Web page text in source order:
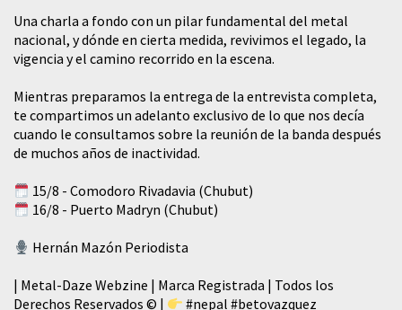
​Una charla a fondo con un pilar fundamental del metal
nacional, y dónde en cierta medida, revivimos el legado, la
vigencia y el camino recorrido en la escena.
Mientras preparamos la entrega de la entrevista completa,
te compartimos un adelanto exclusivo de lo que nos decía
cuando le consultamos sobre la reunión de la banda después
de muchos años de inactividad.
15/8 - Comodoro Rivadavia (Chubut)
16/8 - Puerto Madryn (Chubut)
Hernán Mazón Periodista
| Metal-Daze Webzine | Marca Registrada | Todos los
Derechos Reservados © |
#nepal #betovazquez